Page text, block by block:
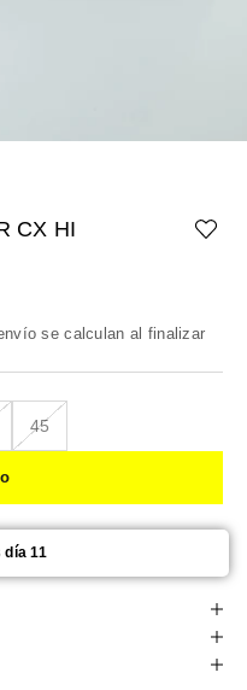
12
artículo 3
artículo 4
CX HI
se calculan al finalizar
45
11